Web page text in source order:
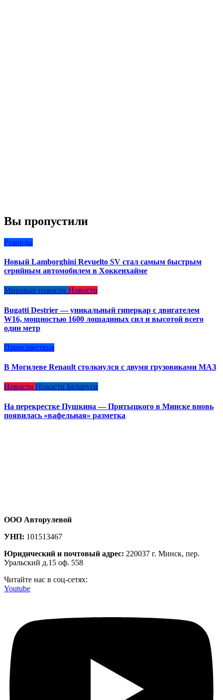
Вы пропустили
Рекорды
Новый Lamborghini Revuelto SV стал самым быстрым
серийным автомобилем в Хоккенхайме
Мировые новости Новости
Bugatti Destrier — уникальный гиперкар с двигателем
W16, мощностью 1600 лошадиных сил и высотой всего
один метр
Происшествия
В Могилеве Renault столкнулся с двумя грузовиками МАЗ
Новости Новости Беларуси
На перекрестке Пушкина — Притыцкого в Минске вновь
появилась «вафельная» разметка
ООО Авторулевой
УНП: 101513467
Юридический и почтовый адрес: 220037 г. Минск, пер.
Уральский д.15 оф. 558
Читайте нас в соц-сетях:
Youtube